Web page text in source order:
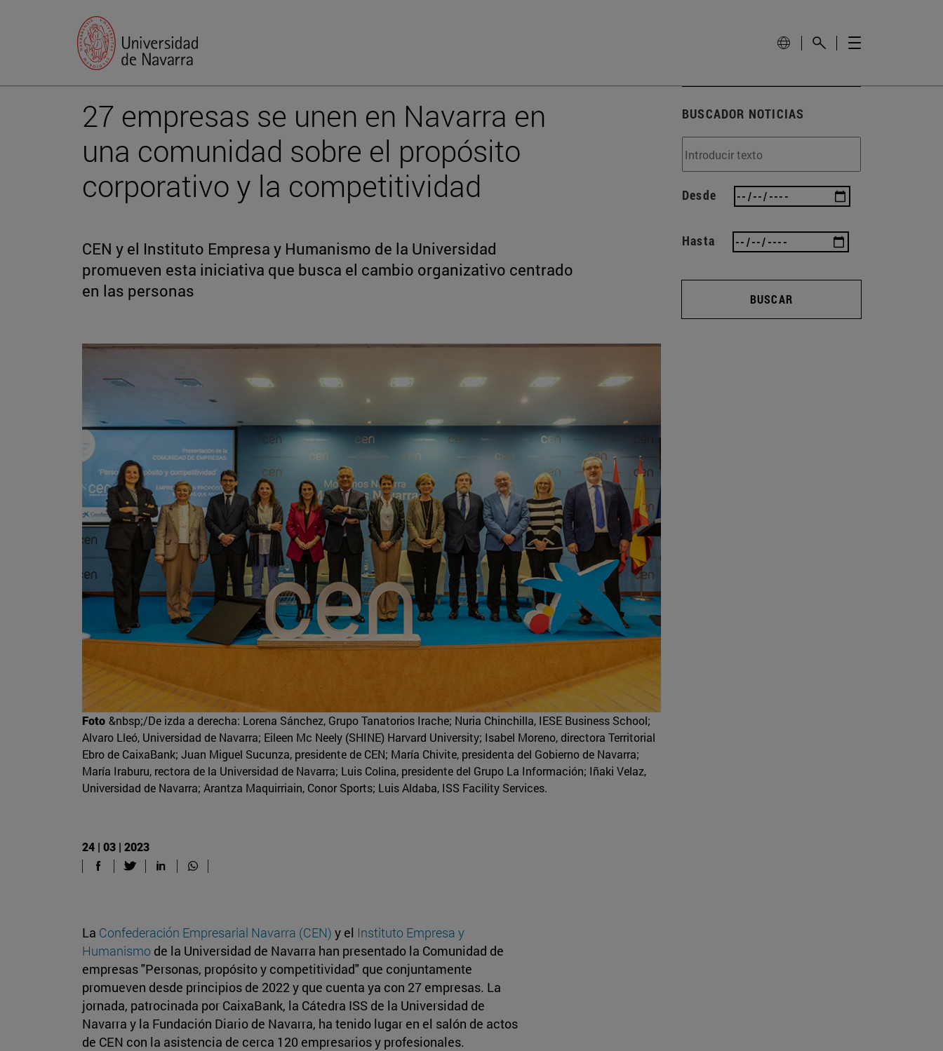
27 empresas se unen en Navarra en
una comunidad sobre el propósito
corporativo y la competitividad
CEN y el Instituto Empresa y Humanismo de la Universidad
promueven esta iniciativa que busca el cambio organizativo centrado
en las personas
Foto &nbsp;/De izda a derecha: Lorena Sánchez, Grupo Tanatorios Irache; Nuria Chinchilla, IESE Business School;
Alvaro Lleó, Universidad de Navarra; Eileen Mc Neely (SHINE) Harvard University; Isabel Moreno, directora Territorial
Ebro de CaixaBank; Juan Miguel Sucunza, presidente de CEN; María Chivite, presidenta del Gobierno de Navarra;
María Iraburu, rectora de la Universidad de Navarra; Luis Colina, presidente del Grupo La Información; Iñaki Velaz,
Universidad de Navarra; Arantza Maquirriain, Conor Sports; Luis Aldaba, ISS Facility Services.
24 | 03 | 2023
La Confederación Empresarial Navarra (CEN) y el Instituto Empresa y
Humanismo de la Universidad de Navarra han presentado la Comunidad de
empresas "Personas, propósito y competitividad" que conjuntamente
promueven desde principios de 2022 y que cuenta ya con 27 empresas. La
jornada, patrocinada por CaixaBank, la Cátedra ISS de la Universidad de
Navarra y la Fundación Diario de Navarra, ha tenido lugar en el salón de actos
de CEN con la asistencia de cerca 120 empresarios y profesionales.
BUSCADOR NOTICIAS
Desde
Hasta
BUSCAR